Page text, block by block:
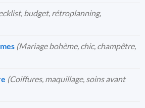
budget, rétroplanning,
(Mariage bohème, chic, champêtre,
(Coiffures, maquillage, soins avant